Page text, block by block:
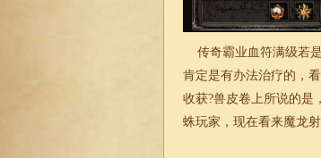
传奇霸业血符满级若是
肯定是有办法治疗的，
收获?兽皮卷上所说的是
蛛玩家，现在看来魔龙